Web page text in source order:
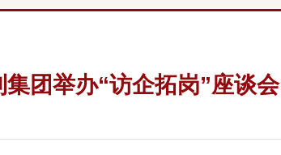
团举办“访企拓岗”座谈会